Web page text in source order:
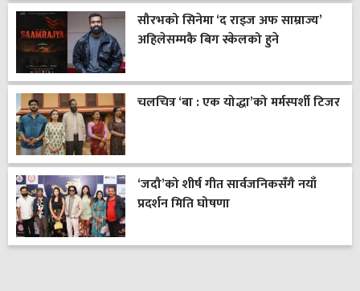
सौरभको सिनेमा ‘द राइज अफ साम्राज्य’
अहिलेसम्मकै बिग स्केलको हुने
चलचित्र ‘बा : एक योद्धा’को मर्मस्पर्शी टिजर
‘जदौ’को शीर्ष गीत सार्वजनिकसँगै नयाँ
प्रदर्शन मिति घोषणा